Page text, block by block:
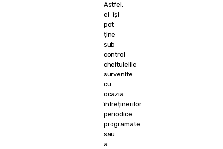
Astfel,
ei își
pot
ține
sub
control
cheltuielile
survenite
cu
ocazia
întreținerilor
periodice
programate
sau
a